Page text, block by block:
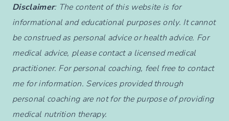
Disclaimer: The content of this website is for
informational and educational purposes only. It cannot
be construed as personal advice or health advice. For
medical advice, please contact a licensed medical
practitioner. For personal coaching, feel free to contact
me for information. Services provided through
personal coaching are not for the purpose of providing
medical nutrition therapy.